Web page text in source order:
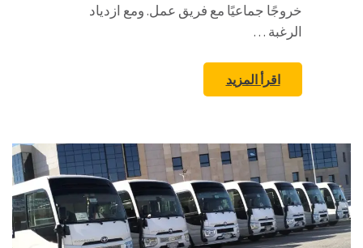
خروجًا جماعيًا مع فريق عمل. ومع ازدياد
الرغبة …
اقرأ المزيد